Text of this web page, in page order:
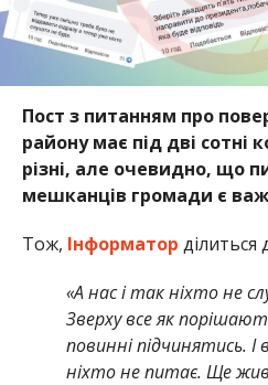
Пост з питанням про
району має під дві
різні, але очевидно, що
мешканців громади є
Тож, Інформатор ділиться
«А нас і так ніхто не
Зверху все як
повинні підчинятись.
ніхто не питає. Ще